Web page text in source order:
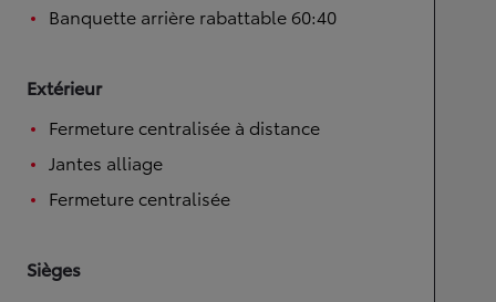
Banquette arrière rabattable 60:40
Extérieur
Fermeture centralisée à distance
Jantes alliage
Fermeture centralisée
Sièges